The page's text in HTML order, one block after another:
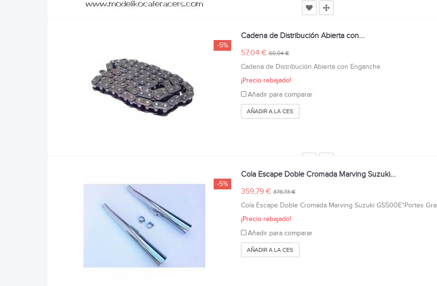
-5%
Cadena de Distribución Abierta con...
57,04 €60,04 €
Cadena de Distribución Abierta con Enganche
¡Precio rebajado!
Añadir para comparar
AÑADIR A LA CESTA
-5%
Cola Escape Doble Cromada Marving Suzuki...
359,79 €378,73 €
Cola Escape Doble Cromada Marving Suzuki GS500E*Portes
¡Precio rebajado!
Añadir para comparar
AÑADIR A LA CESTA